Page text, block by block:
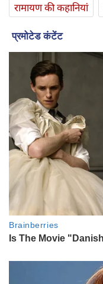
रामायण की कहानियां